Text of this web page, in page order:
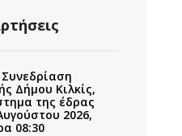
Δήμου Κιλκίς,
της έδρας
2026,
08:30